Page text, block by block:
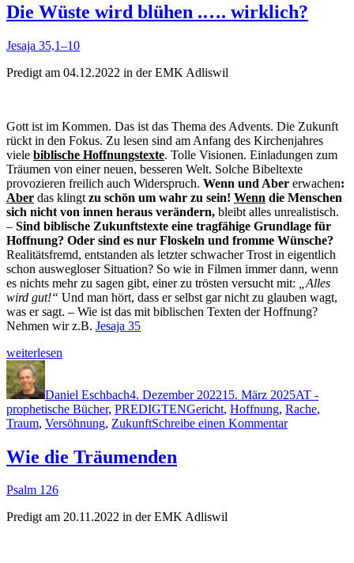
gehen
Die Wüste wird blühen .…. wirklich?
Jesa­ja 35,1–10
Predigt am 04.12.2022 in der EMK Adliswil
Gott ist im Kom­men. Das ist das The­ma des Advents. Die Zukun­ft
rückt in den Fokus. Zu lesen sind am Anfang des Kirchen­jahres
viele bib­lis­che Hoff­nung­s­texte. Tolle Visio­nen. Ein­ladun­gen zum
Träu­men von ein­er neuen, besseren Welt. Solche Bibel­texte
provozieren freilich auch Wider­spruch. Wenn und Aber erwachen:
Aber das klingt zu schön um wahr zu sein! Wenn die Men­schen
sich nicht von innen her­aus verän­dern, bleibt alles unre­al­is­tisch.
– Sind bib­lis­che Zukun­ft­s­texte eine tragfähige Grund­lage für
Hoff­nung? Oder sind es nur Floskeln und fromme Wün­sche?
Real­itäts­fremd, ent­standen als let­zter schwach­er Trost in eigentlich
schon auswe­glos­er Sit­u­a­tion? So wie in Fil­men immer dann, wenn
es nichts mehr zu sagen gibt, ein­er zu trösten ver­sucht mit:
„Alles
wird gut!“ Und man hört, dass er selb­st gar nicht zu glauben wagt,
was er sagt. – Wie ist das mit bib­lis­chen Tex­ten der Hoff­nung?
Nehmen wir z.B. Jesa­ja 35
„Die
Wüste
wird
blühen
.
….
lich?“
weit­er­lesen
Autor
Daniel Eschbach4. Dezember 202215. März 2025AT -
prophetische Bücher, PREDIGTENSchlagwörter
Gericht, Hoffnung, Rache,
Traum, Versöhnung, ZukunftSchreibe einen Kommentarzu
Wie die Träumenden
Psalm 126
Predigt am 20.11.2022 in der EMK Adliswil